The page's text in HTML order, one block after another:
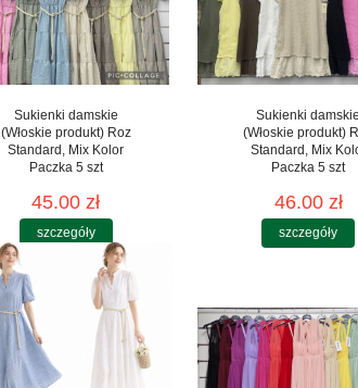
Sukienki damskie
(Włoskie produkt) Roz
Standard, Mix Kolor
Paczka 5 szt
45.00 zł
szczegóły
Sukienki
(Włoskie produkt)
Standard, Mix
Paczka 5 szt
46.00 zł
szczegóły